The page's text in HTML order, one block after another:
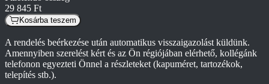
29 845 Ft
Kosárba teszem
A rendelés beérkezése után automatikus visszaigazolást küldünk.
Amennyiben szerelést kért és az Ön régiójában elérhető, kollégánk
telefonon egyezteti Önnel a részleteket (kapuméret, tartozékok,
telepítés stb.).